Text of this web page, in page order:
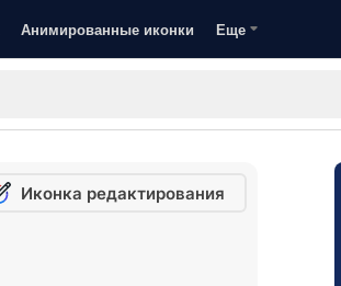
Анимированные иконки Еще
Иконка редактирования